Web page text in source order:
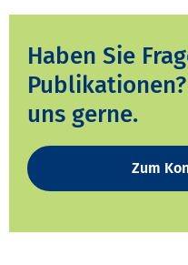
Haben Sie
uns gerne.
Zum